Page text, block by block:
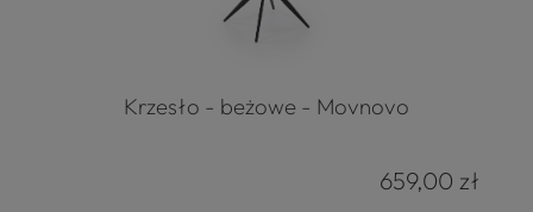
Krzesło - beżowe - Movnovo
659,00 zł